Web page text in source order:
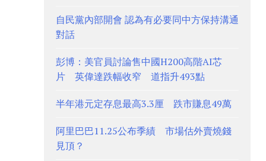
自民黨內部開會 認為有必要同中方保持溝通
對話
彭博：美官員討論售中國H200高階AI芯
片 英偉達跌幅收窄 道指升493點
半年港元定存息最高3.3厘 跌市賺息49萬
阿里巴巴11.25公布季績 市場估外賣燒錢
見頂？